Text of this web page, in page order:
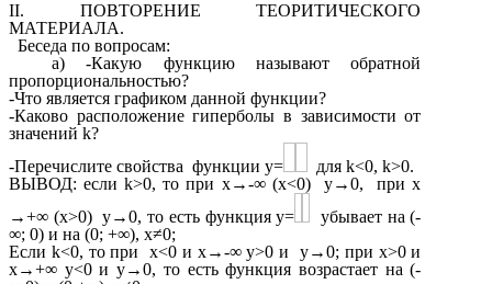
II. ПОВТОРЕНИЕ ТЕОРИТИЧЕСКОГО
МАТЕРИАЛА.
Беседа по вопросам:
а) -Какую функцию называют обратной
пропорциональностью?
-Что является графиком данной функции?
-Каково расположение гиперболы в зависимости от
значений k?
-Перечислите свойства функции y=
для k<0, k>0.
ВЫВОД: если k>0, то при x→-∞ (x<0) y→0, при x
→+∞ (x>0) y→0, то есть функция y=
убывает на (-
∞; 0) и на (0; +∞), x≠0;
Если k<0, то при x<0 и x→-∞ y>0 и y→0; при x>0 и
x→+∞ y<0 и y→0, то есть функция возрастает на (-